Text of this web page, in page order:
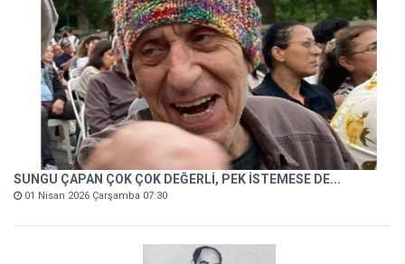
SUNGU ÇAPAN ÇOK ÇOK DEĞERLİ, PEK İSTEMESE DE...
01 Nisan 2026 Çarşamba 07:30